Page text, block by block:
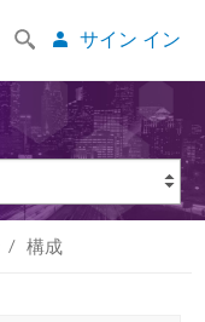
サイン イン
構成